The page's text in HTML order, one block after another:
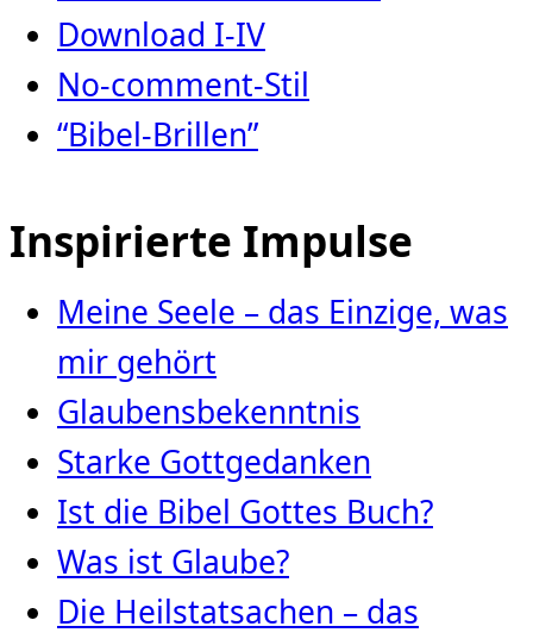
Download I-IV
No-comment-Stil
“Bibel-Brillen”
Inspirierte Impulse
Meine Seele – das Einzige, was
mir gehört
Glaubensbekenntnis
Starke Gottgedanken
Ist die Bibel Gottes Buch?
Was ist Glaube?
Die Heilstatsachen – das